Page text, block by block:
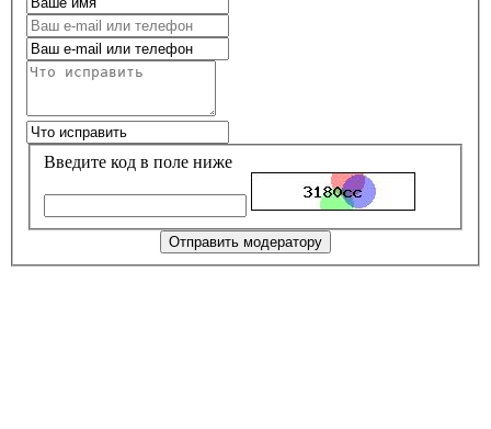
Введите код в поле ниже
Отправить модератору